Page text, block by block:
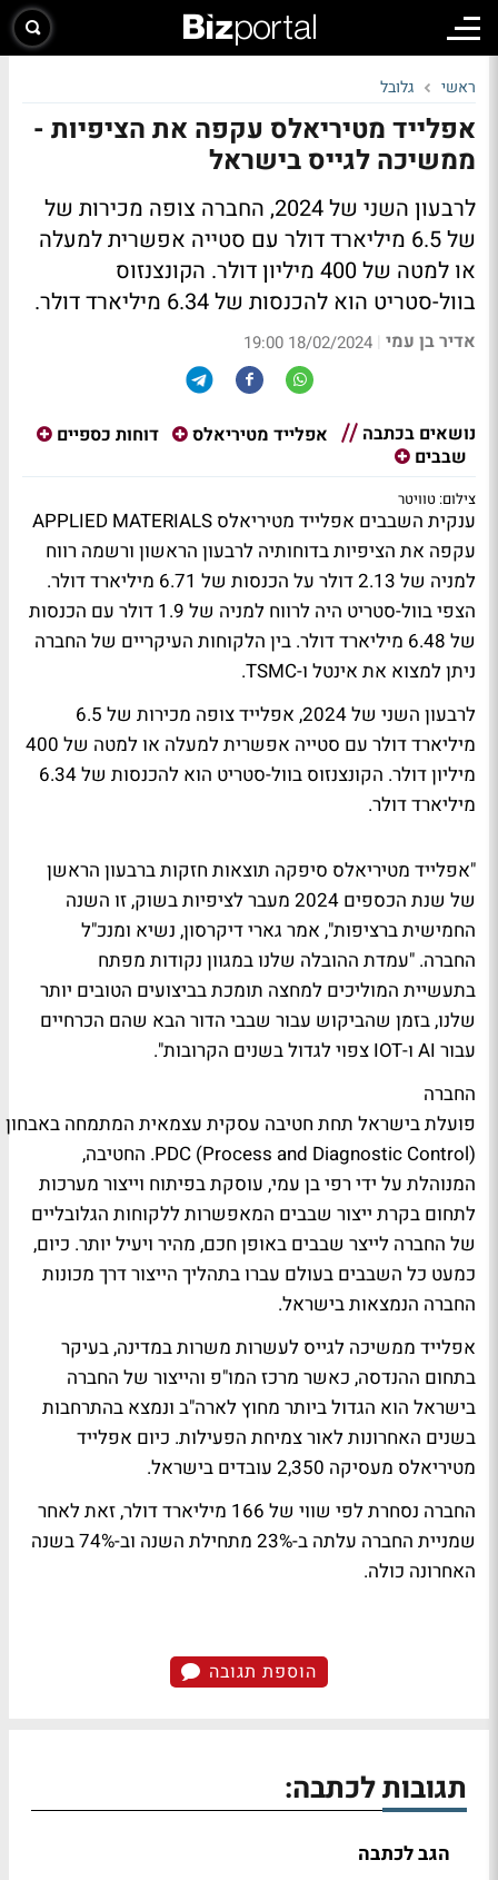
ראשי גלובל
אפלייד מטיריאלס עקפה את הציפיות -
ממשיכה לגייס בישראל
לרבעון השני של 2024, החברה צופה מכירות של
של 6.5 מיליארד דולר עם סטייה אפשרית למעלה
או למטה של 400 מיליון דולר. הקונצנזוס
בוול-סטריט הוא להכנסות של 6.34 מיליארד דולר.
אדיר בן עמי |
18/02/2024 19:00
נושאים בכתבה אפלייד מטיריאלס
דוחות כספיים
שבבים
צילום: טוויטר
ענקית השבבים אפלייד מטיריאלס APPLIED MATERIALS
עקפה את הציפיות בדוחותיה לרבעון הראשון ורשמה רווח
למניה של 2.13 דולר על הכנסות של 6.71 מיליארד דולר.
הצפי בוול-סטריט היה לרווח למניה של 1.9 דולר עם הכנסות
של 6.48 מיליארד דולר. בין הלקוחות העיקריים של החברה
ניתן למצוא את אינטל ו-TSMC.
לרבעון השני של 2024, אפלייד צופה מכירות של 6.5
מיליארד דולר עם סטייה אפשרית למעלה או למטה של 400
מיליון דולר. הקונצנזוס בוול-סטריט הוא להכנסות של 6.34
מיליארד דולר.
"אפלייד מטיריאלס סיפקה תוצאות חזקות ברבעון הראשן
של שנת הכספים 2024 מעבר לציפיות בשוק, זו השנה
החמישית ברציפות", אמר גארי דיקרסון, נשיא ומנכ"ל
החברה. "עמדת ההובלה שלנו במגוון נקודות מפתח
בתעשיית המוליכים למחצה תומכת בביצועים הטובים יותר
שלנו, בזמן שהביקוש עבור שבבי הדור הבא שהם הכרחיים
עבור AI ו-IOT צפוי לגדול בשנים הקרובות".
החברה
פועלת בישראל תחת חטיבה עסקית עצמאית המתמחה באבחון
PDC (Process and Diagnostic Control). החטיבה,
המנוהלת על ידי רפי בן עמי, עוסקת בפיתוח וייצור מערכות
לתחום בקרת ייצור שבבים המאפשרות ללקוחות הגלובליים
של החברה לייצר שבבים באופן חכם, מהיר ויעיל יותר. כיום,
כמעט כל השבבים בעולם עברו בתהליך הייצור דרך מכונות
החברה הנמצאות בישראל.
אפלייד ממשיכה לגייס לעשרות משרות במדינה, בעיקר
בתחום ההנדסה, כאשר מרכז המו"פ והייצור של החברה
בישראל הוא הגדול ביותר מחוץ לארה"ב ונמצא בהתרחבות
בשנים האחרונות לאור צמיחת הפעילות. כיום אפלייד
מטיריאלס מעסיקה 2,350 עובדים בישראל.
החברה נסחרת לפי שווי של 166 מיליארד דולר, זאת לאחר
שמניית החברה עלתה ב-23% מתחילת השנה וב-74% בשנה
האחרונה כולה.
הוספת תגובה
תגובות לכתבה:
הגב לכתבה